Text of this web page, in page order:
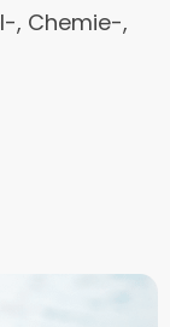
, Chemie-,